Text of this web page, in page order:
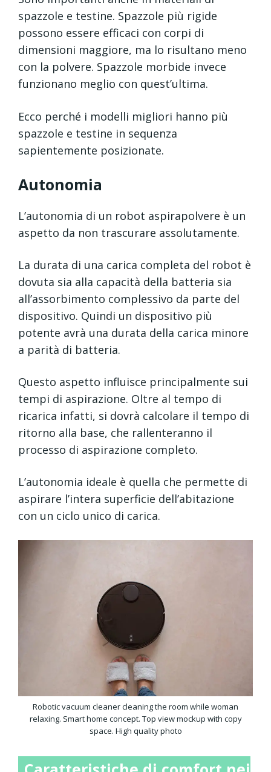
spazzole e testine. Spazzole più rigide
possono essere efficaci con corpi di
dimensioni maggiore, ma lo risultano meno
con la polvere. Spazzole morbide invece
funzionano meglio con quest’ultima.
Ecco perché i modelli migliori hanno più
spazzole e testine in sequenza
sapientemente posizionate.
Autonomia
L’autonomia di un robot aspirapolvere è un
aspetto da non trascurare assolutamente.
La durata di una carica completa del robot è
dovuta sia alla capacità della batteria sia
all’assorbimento complessivo da parte del
dispositivo. Quindi un dispositivo più
potente avrà una durata della carica minore
a parità di batteria.
Questo aspetto influisce principalmente sui
tempi di aspirazione. Oltre al tempo di
ricarica infatti, si dovrà calcolare il tempo di
ritorno alla base, che rallenteranno il
processo di aspirazione completo.
L’autonomia ideale è quella che permette di
aspirare l’intera superficie dell’abitazione
con un ciclo unico di carica.
Robotic vacuum cleaner cleaning the room while woman
relaxing. Smart home concept. Top view mockup with copy
space. High quality photo